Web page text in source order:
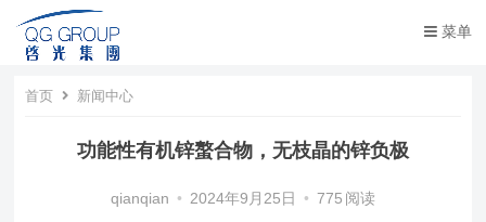
菜单
首页 新闻中心
功能性有机锌螯合物，无枝晶的锌负极
qianqian • 2024年9月25日 • 775 阅读